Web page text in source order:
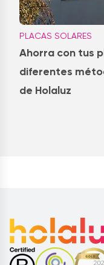
PLACAS SOLARES
Ahorra con tus
diferentes
de Holaluz